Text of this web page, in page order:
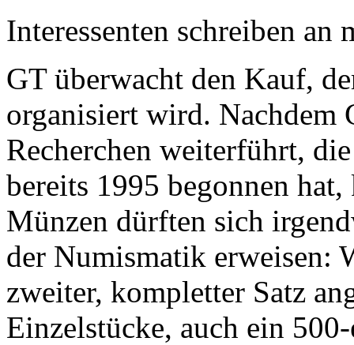
Interessenten schreiben
GT überwacht den Kauf,
organisiert wird. Nachdem
Recherchen weiterführt,
bereits 1995 begonnen
Münzen dürften sich
der Numismatik erweisen:
zweiter, kompletter Satz
Einzelstücke, auch ein